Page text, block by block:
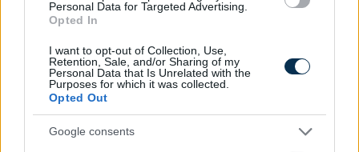
Personal Data for Targeted Advertising.
Opted In
I want to opt-out of Collection, Use,
Retention, Sale, and/or Sharing of my
Personal Data that Is Unrelated with the
Purposes for which it was collected.
Opted Out
Google consents